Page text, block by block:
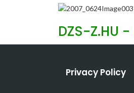
DZS-Z.HU -
Privacy Policy